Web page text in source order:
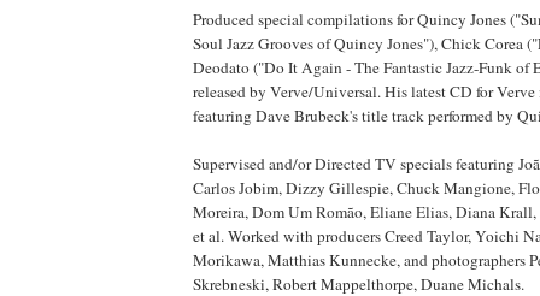
Produced special compilations for Quincy Jones
Soul Jazz Grooves of Quincy Jones"), Chick Corea
Deodato ("Do It Again - The Fantastic Jazz-Funk of
released by Verve/Universal. His latest CD for
featuring Dave Brubeck's title track performed by
Supervised and/or Directed TV specials featuring
Carlos Jobim, Dizzy Gillespie, Chuck Mangione,
Moreira, Dom Um Romão, Eliane Elias, Diana
et al. Worked with producers Creed Taylor, Yoichi
Morikawa, Matthias Kunnecke, and photographers
Skrebneski, Robert Mappelthorpe, Duane Michals.